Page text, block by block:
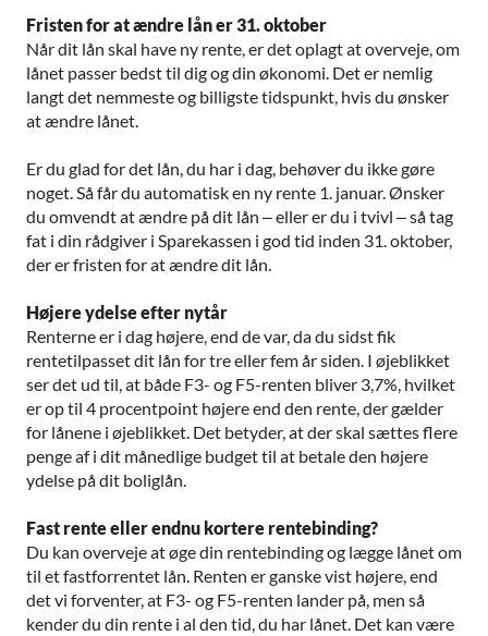
Fristen for at ændre lån er 31. oktober
Når dit lån skal have ny rente, er det oplagt at overveje, om
lånet passer bedst til dig og din økonomi. Det er nemlig
langt det nemmeste og billigste tidspunkt, hvis du ønsker
at ændre lånet.
Er du glad for det lån, du har i dag, behøver du ikke gøre
noget. Så får du automatisk en ny rente 1. januar. Ønsker
du omvendt at ændre på dit lån – eller er du i tvivl – så tag
fat i din rådgiver i Sparekassen i god tid inden 31. oktober,
der er fristen for at ændre dit lån.
Højere ydelse efter nytår
Renterne er i dag højere, end de var, da du sidst fik
rentetilpasset dit lån for tre eller fem år siden. I øjeblikket
ser det ud til, at både F3- og F5-renten bliver 3,7%, hvilket
er op til 4 procentpoint højere end den rente, der gælder
for lånene i øjeblikket. Det betyder, at der skal sættes flere
penge af i dit månedlige budget til at betale den højere
ydelse på dit boliglån.
Fast rente eller endnu kortere rentebinding?
Du kan overveje at øge din rentebinding og lægge lånet om
til et fastforrentet lån. Renten er ganske vist højere, end
det vi forventer, at F3- og F5-renten lander på, men så
kender du din rente i al den tid, du har lånet. Det kan være